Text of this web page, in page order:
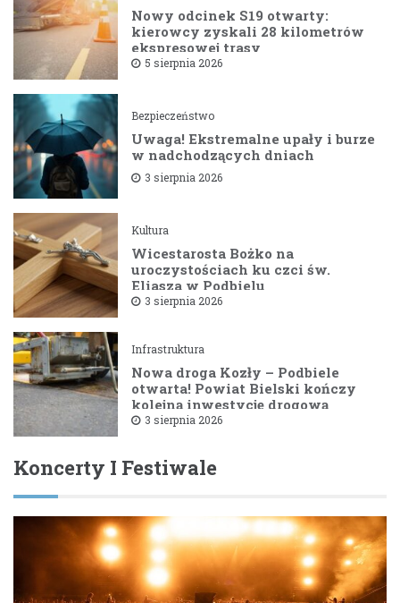
Nowy odcinek S19 otwarty:
kierowcy zyskali 28 kilometrów
ekspresowej trasy
5 sierpnia 2026
Bezpieczeństwo
Uwaga! Ekstremalne upały i burze
w nadchodzących dniach
3 sierpnia 2026
Kultura
Wicestarosta Bożko na
uroczystościach ku czci św.
Eliasza w Podbielu
3 sierpnia 2026
Infrastruktura
Nowa droga Kozły – Podbiele
otwarta! Powiat Bielski kończy
kolejną inwestycję drogową
3 sierpnia 2026
Koncerty I Festiwale